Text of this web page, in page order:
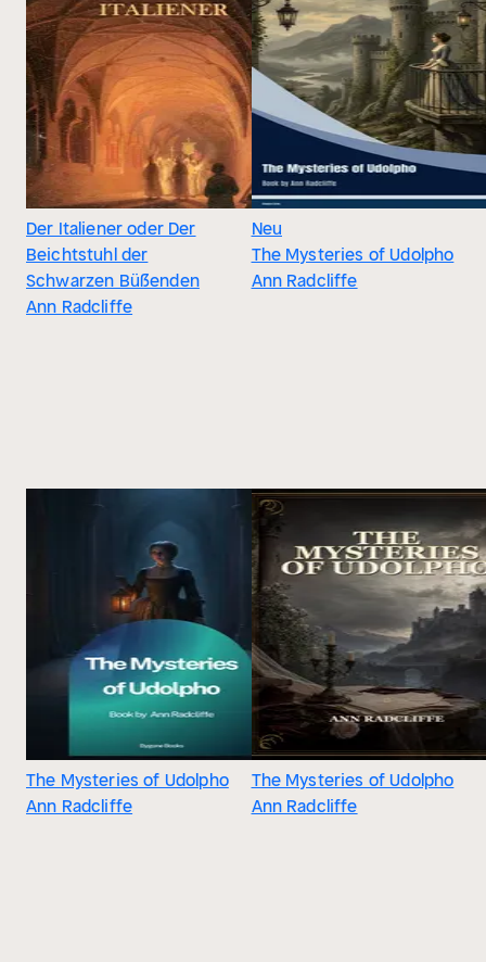
Der Italiener oder Der
Beichtstuhl der
Schwarzen Büßenden
Ann Radcliffe
Neu
The Mysteries of Udolpho
Ann Radcliffe
The Mysteries of Udolpho
Ann Radcliffe
The Mysteries of Udolpho
Ann Radcliffe